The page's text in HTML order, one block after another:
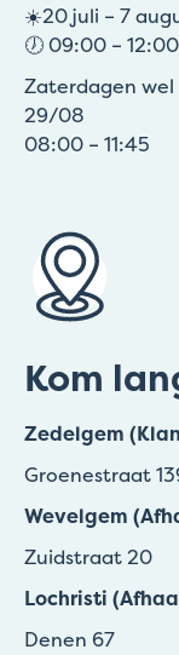
☀️20 juli – 7
🕖 09:00 –
Zaterdagen wel
29/08
08:00 – 11:45
Kom
Zedelgem
Groenestraat
Wevelgem
Zuidstraat 20
Lochristi
Denen 67